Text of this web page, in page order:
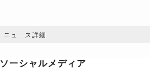
ニュース詳細
ソーシャルメディア